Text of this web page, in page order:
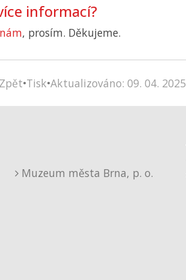
informací?
, prosím. Děkujeme.
Zpět•Tisk•Aktualizováno: 09. 04. 2025
Muzeum města Brna, p. o.